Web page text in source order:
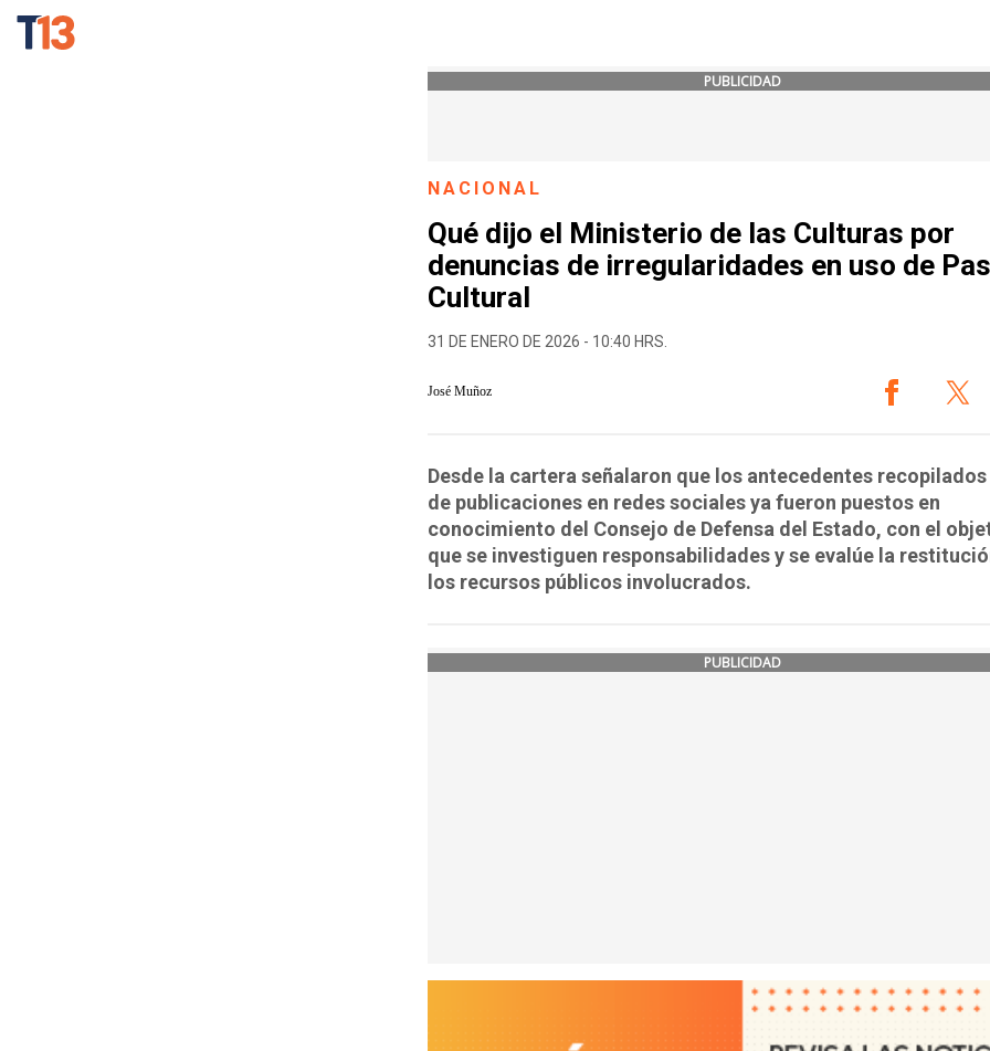
PUBLICIDAD
NACIONAL
Qué dijo el Ministerio de las Culturas por
denuncias de irregularidades en uso de
Cultural
31 DE ENERO DE 2026 - 10:40 HRS.
José Muñoz
Desde la cartera señalaron que los antecedentes
de publicaciones en redes sociales ya fueron puestos en
conocimiento del Consejo de Defensa del Estado, con el
que se investiguen responsabilidades y se evalúe la
los recursos públicos involucrados.
PUBLICIDAD